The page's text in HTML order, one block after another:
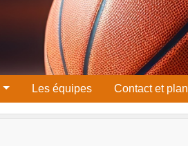
Les équipes Contact et plan